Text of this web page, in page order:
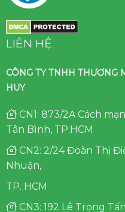
LIÊN HỆ
CÔNG TY TNHH THƯƠNG
HUY
CN1: 873/2A Cách
Tân Bình, TP.HCM
CN2: 2/24 Đoàn Thị
Nhuận,
TP. HCM
CN3: 192 Lê Trọng